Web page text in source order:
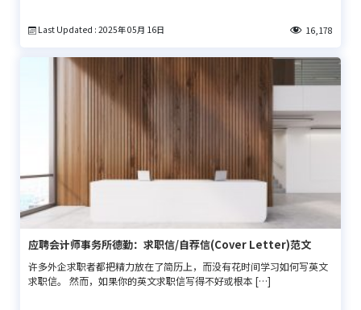
Last Updated : 2025年 05月 16日 16,178
应聘会计师事务所德勤：求职信/自荐信(Cover Letter)范文
许多外企求职者都把精力放在了简历上，而没有花时间学习如何写英文
求职信。 然而，如果你的英文求职信写得不好或根本 […]